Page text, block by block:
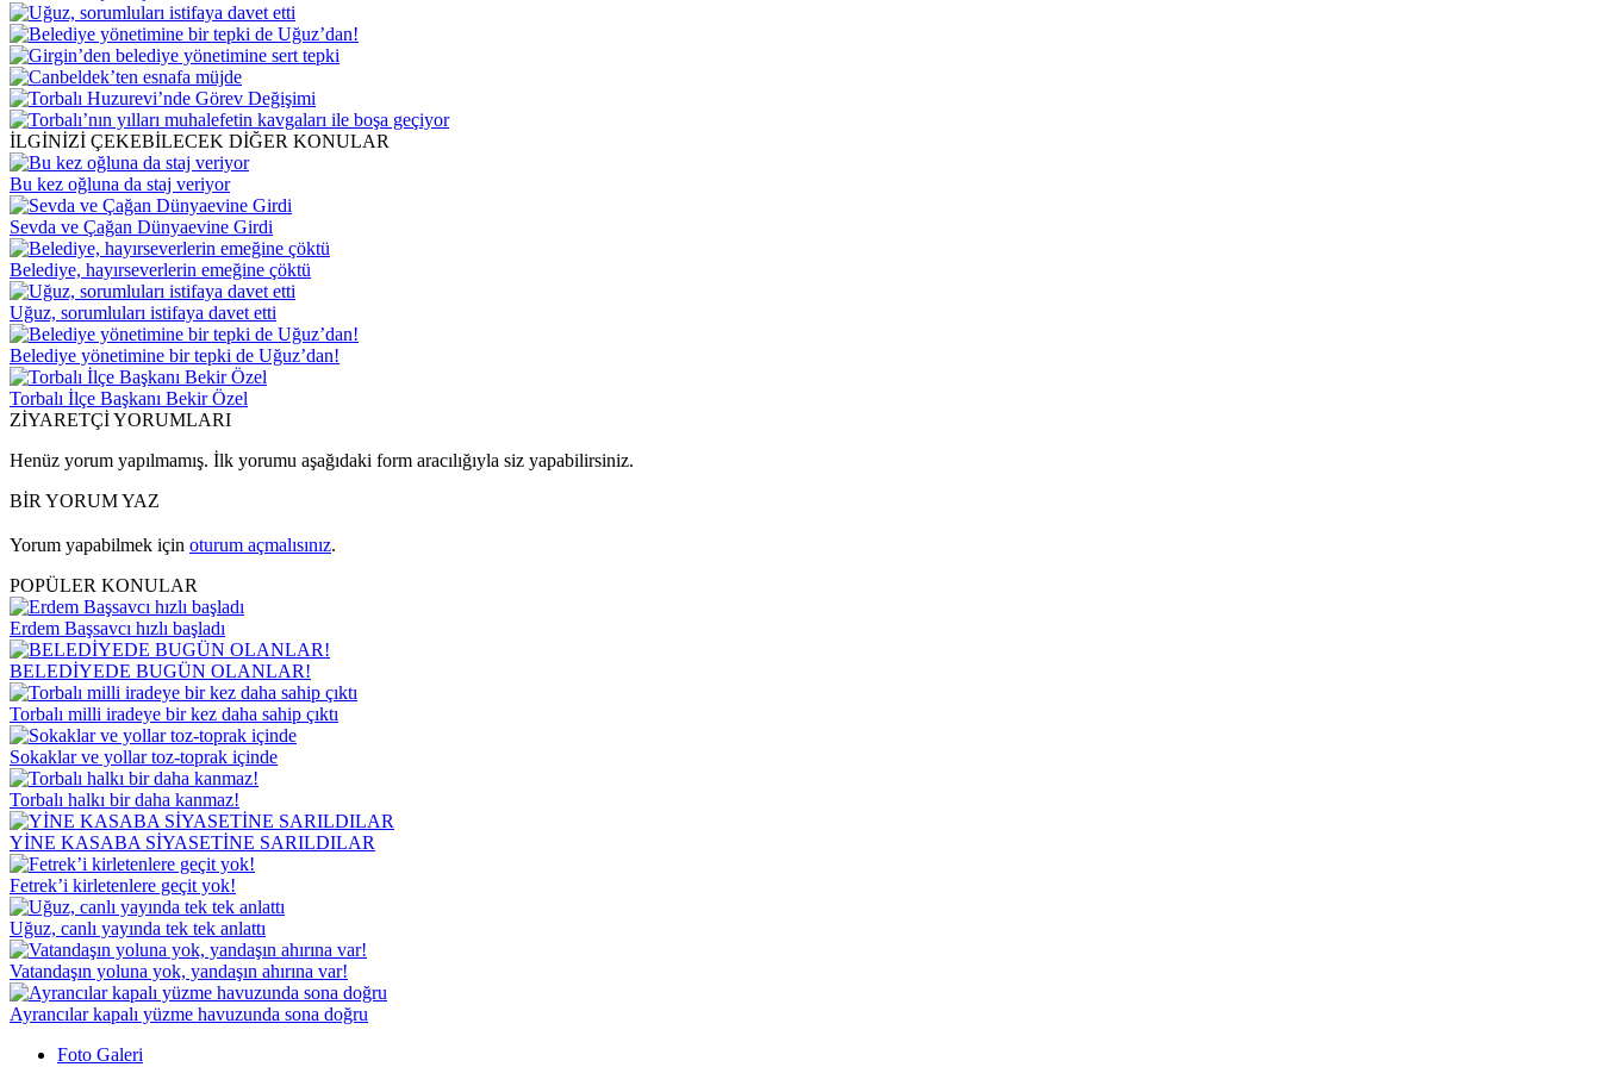
İLGİNİZİ ÇEKEBİLECEK DİĞER KONULAR
Bu kez oğluna da staj veriyor
Sevda ve Çağan Dünyaevine Girdi
Belediye, hayırseverlerin emeğine çöktü
Uğuz, sorumluları istifaya davet etti
Belediye yönetimine bir tepki de Uğuz’dan!
Torbalı İlçe Başkanı Bekir Özel
ZİYARETÇİ YORUMLARI
Henüz yorum yapılmamış. İlk yorumu aşağıdaki form aracılığıyla siz yapabilirsiniz.
BİR YORUM YAZ
Yorum yapabilmek için oturum açmalısınız.
POPÜLER KONULAR
Erdem Başsavcı hızlı başladı
BELEDİYEDE BUGÜN OLANLAR!
Torbalı milli iradeye bir kez daha sahip çıktı
Sokaklar ve yollar toz-toprak içinde
Torbalı halkı bir daha kanmaz!
YİNE KASABA SİYASETİNE SARILDILAR
Fetrek’i kirletenlere geçit yok!
Uğuz, canlı yayında tek tek anlattı
Vatandaşın yoluna yok, yandaşın ahırına var!
Ayrancılar kapalı yüzme havuzunda sona doğru
Foto Galeri